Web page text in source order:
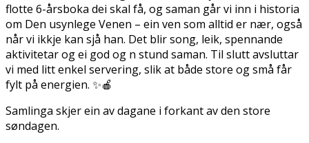
flotte 6-årsboka dei skal få, og saman går vi inn i historia
om Den usynlege Venen – ein ven som alltid er nær, også
når vi ikkje kan sjå han. Det blir song, leik, spennande
aktivitetar og ei god og fin stund saman. Til slutt avsluttar
vi med litt enkel servering, slik at både store og små får
fylt på energien. ✨🍎
Samlinga skjer ein av dagane i forkant av den store
søndagen.